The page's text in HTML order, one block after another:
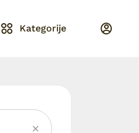
Kategorije